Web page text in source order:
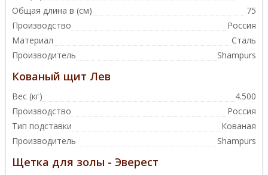
Общая длина в (см)
75
Производство
Россия
Материал
Сталь
Производитель
Shampurs
Кованый щит Лев
Вес (кг)
4.500
Производство
Россия
Тип подставки
Кованая
Производитель
Shampurs
Щетка для золы - Эверест